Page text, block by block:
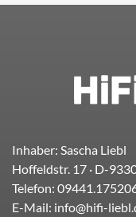
Inhaber: Sascha Liebl
Hoffeldstr. 17 · D-
Telefon:
E-Mail: info@hifi-